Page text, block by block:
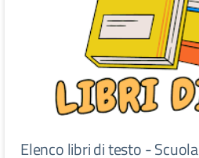
Elenco libri di testo -